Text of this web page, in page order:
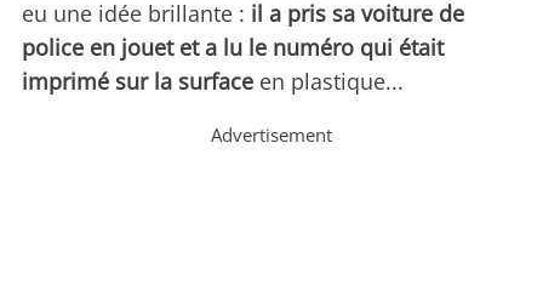
eu une idée brillante : il a pris sa voiture de
police en jouet et a lu le numéro qui était
imprimé sur la surface en plastique...
Advertisement